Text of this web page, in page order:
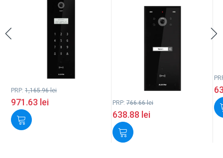
PRP: 1,165.96lei
971.63 lei PRP: 766.66lei
638.88 lei